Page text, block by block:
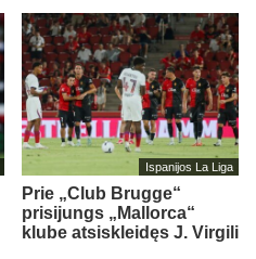
Ispanijos La Liga
Prie „Club Brugge“
prisijungs „Mallorca“
klube atsiskleidęs J. Virgili